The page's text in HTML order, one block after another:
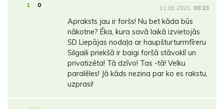
1 0 11.01.2021. 00:23
Apraksts jau ir foršs! Nu bet kāda būs
nākotne? Ēka, kura savā laikā izvietojās
SD Liepājas nodaļa ar haupšturturmfīreru
Silgaili priekšā ir baigi foršā stāvoklī un
privatizēta! Tā dzīvo! Tas -tā! Velku
paralēles! Jā kāds nezina par ko es rakstu,
uzprasi!